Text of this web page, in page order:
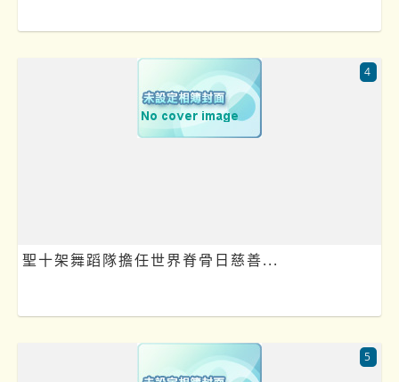
聖十架舞蹈隊擔任世界脊骨日慈善...
4
5